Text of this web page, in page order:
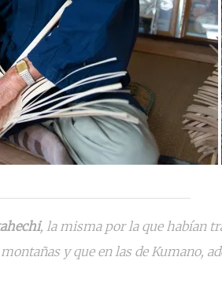
, la misma por la que habían
y que en las de Kumano,